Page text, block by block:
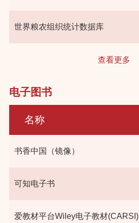
世界粮农组织统计数据库
查看更多
电子图书
名称
书香中国（镜像）
可知电子书
爱教材平台Wiley电子教材(CARSI)